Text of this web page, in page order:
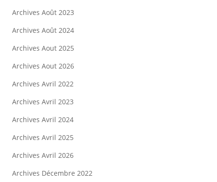
Archives Août 2023
Archives Août 2024
Archives Aout 2025
Archives Aout 2026
Archives Avril 2022
Archives Avril 2023
Archives Avril 2024
Archives Avril 2025
Archives Avril 2026
Archives Décembre 2022